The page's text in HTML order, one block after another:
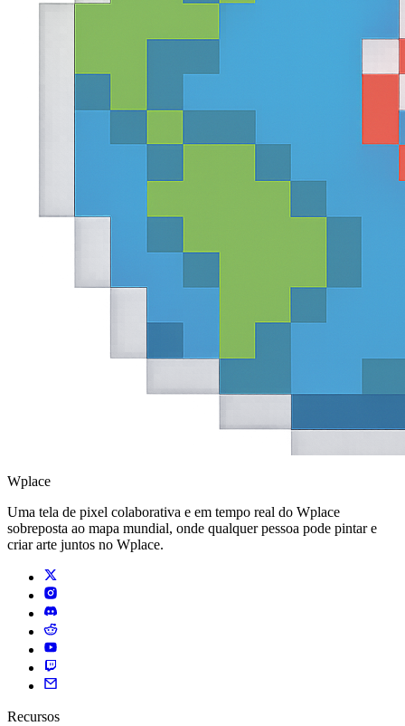
Wplace
Uma tela de pixel colaborativa e em tempo real do Wplace
sobreposta ao mapa mundial, onde qualquer pessoa pode pintar e
criar arte juntos no Wplace.
Recursos